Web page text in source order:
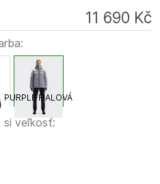
11 690 Kč
PURPLE FIALOVÁ
veľkosť: